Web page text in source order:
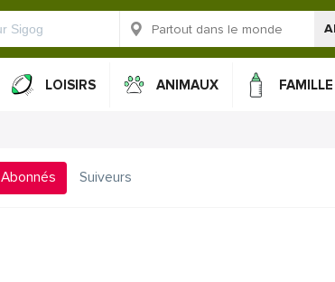
LOISIRS ANIMAUX FAMILLE
Abonnés Suiveurs